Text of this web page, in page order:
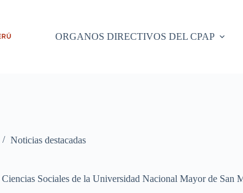
ORGANOS DIRECTIVOS DEL CPAP
Noticias destacadas
Sociales de la Universidad Nacional Mayor de